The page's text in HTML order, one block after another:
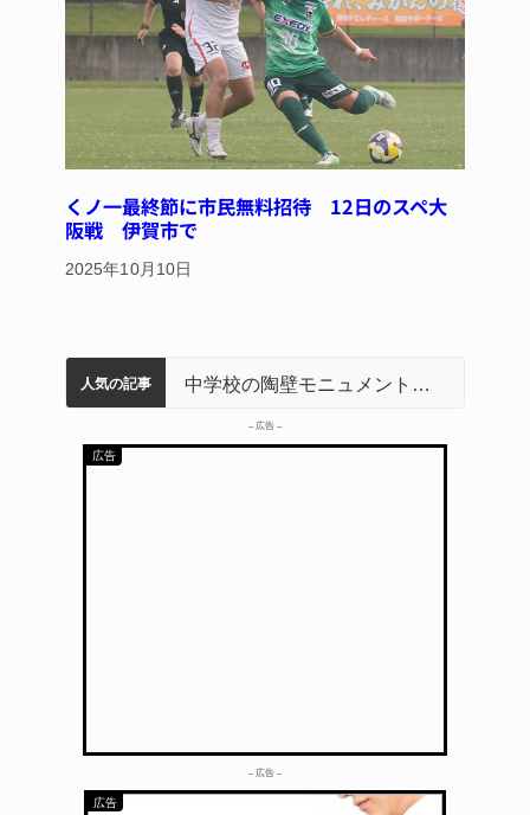
くノ一最終節に市民無料招待 12日のスペ大
阪戦 伊賀市で
2025年10月10日
人気の記事 中学校の陶壁モニュメント 地元建設会社がボランティアで清掃 伊賀
名張市立病院のDMAT、熊本地震の被災地へ 能登以来3回目の派遣
【インターハイ⑨】ソフトテニス ミス減らし上位狙う 近大高専
リレーで東海中学総体へ 伊賀・名張
【インターハイ⑪】女子ホッケー 悲願の初出場、個性生かす 名張青峰
– 広告 –
– 広告 –